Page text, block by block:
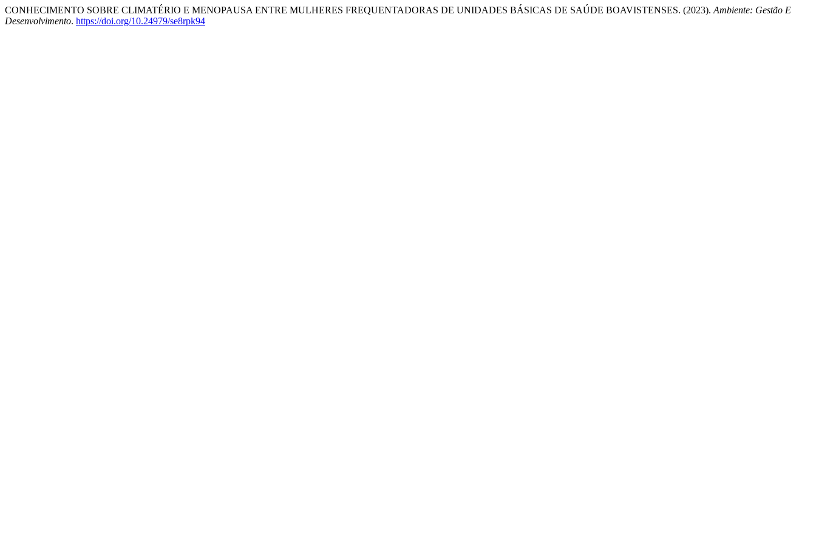
CONHECIMENTO SOBRE CLIMATÉRIO E MENOPAUSA ENTRE MULHERES FREQUENTADORAS DE UNIDADES BÁSICAS DE SAÚDE BOAVISTENSES. (2023). Ambiente: Gestão E
Desenvolvimento. https://doi.org/10.24979/se8rpk94